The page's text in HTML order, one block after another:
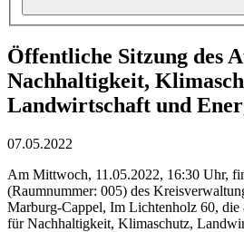
Öffentliche Sitzung des
Nachhaltigkeit,
Landwirtschaft und
07.05.2022
Am Mittwoch, 11.05.2022, 16:30 Uhr,
(Raumnummer: 005) des
Marburg-Cappel, Im Lichtenholz 60, die
für Nachhaltigkeit, Klimaschutz,